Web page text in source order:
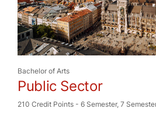
Bachelor of Arts
Public Sector
210 Credit Points- 6 Semester, 7